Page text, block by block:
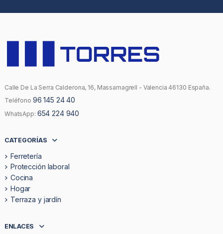
Calle De La Serra Calderona, 16, Massamagrell - Valencia 46130 España.
Teléfono 96 145 24 40
WhatsApp: 654 224 940
CATEGORÍAS
Ferretería
Protección laboral
Cocina
Hogar
Terraza y jardín
ENLACES